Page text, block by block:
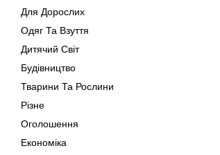
Для Дорослих
Одяг Та Взуття
Дитячий Світ
Будівництво
Тварини Та Рослини
Різне
Оголошення
Економіка